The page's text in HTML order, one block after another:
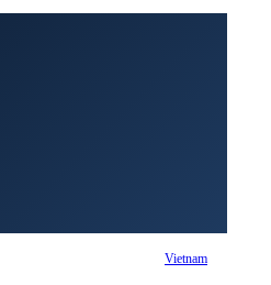
Vietnam